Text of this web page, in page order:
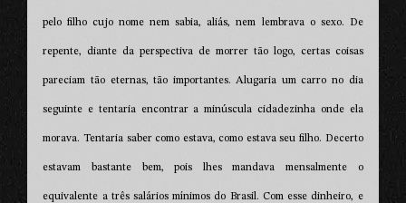
pelo filho cujo nome nem sabia, aliás, nem lembrava o sexo. De
repente, diante da perspectiva de morrer tão logo, certas coisas
pareciam tão eternas, tão importantes. Alugaria um carro no dia
seguinte e tentaria encontrar a minúscula cidadezinha onde ela
morava. Tentaria saber como estava, como estava seu filho. Decerto
estavam bastante bem, pois lhes mandava mensalmente o
equivalente a três salários mínimos do Brasil. Com esse dinheiro, e